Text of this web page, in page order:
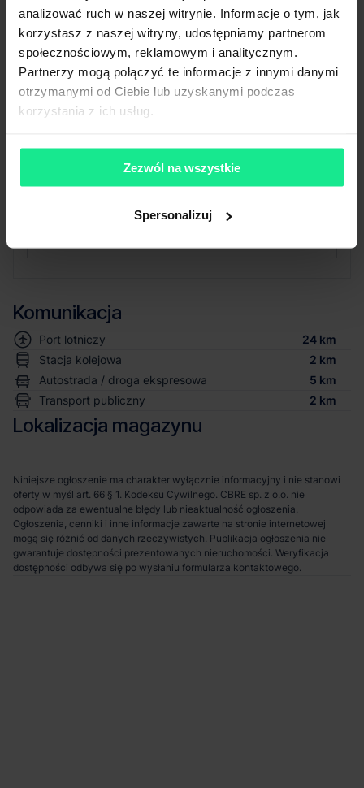
analizować ruch w naszej witrynie. Informacje o tym, jak
korzystasz z naszej witryny, udostępniamy partnerom
społecznościowym, reklamowym i analitycznym.
Partnerzy mogą połączyć te informacje z innymi danymi
otrzymanymi od Ciebie lub uzyskanymi podczas
korzystania z ich usług.
Zezwól na wszystkie
Spersonalizuj
Powierzchnia biurowa
zapotrzebowaniem
10 m
Siatka słupów
12x22.5 m
Nośność posadzki
5 T/m²
Oświetlenie
Doki przeładunkowe
Tak
Świetliki
Brama wjazdowa z poziomu
Komunikacja
Port lotniczy
24 km
Stacja kolejowa
2 km
Autostrada / droga ekspresowa
5 km
Transport publiczny
2 km
Lokalizacja magazynu
Niniejsze ogłoszenie ma charakter wyłącznie informacyjny i nie stanowi
oferty w myśl art. 66 § 1. Kodeksu Cywilnego. CBRE sp. z o.o. nie
odpowiada za ewentualne błędy lub nieaktualność ogłoszenia.
Ogłoszenia, cenniki i inne informacje zawarte na stronie internetowej
mogą się różnić od danych rzeczywistych. Publikacja ogłoszenia nie
gwarantuje dostępności prezentowanych nieruchomości. Weryfikacja
dostępności odbywa się po wysłaniu formularza kontaktowego.